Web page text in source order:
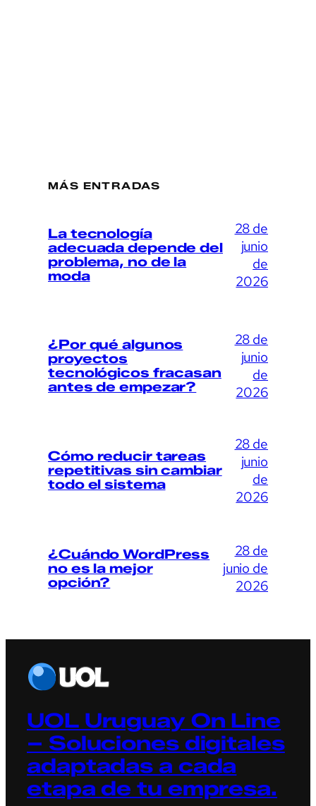
MÁS ENTRADAS
La tecnología
adecuada depende del
problema, no de la
moda
28 de
junio
de
2026
¿Por qué algunos
proyectos
tecnológicos fracasan
antes de empezar?
28 de
junio
de
2026
Cómo reducir tareas
repetitivas sin cambiar
todo el sistema
28 de
junio
de
2026
¿Cuándo WordPress
no es la mejor
opción?
28 de
junio de
2026
UOL Uruguay On Line
– Soluciones digitales
adaptadas a cada
etapa de tu empresa.